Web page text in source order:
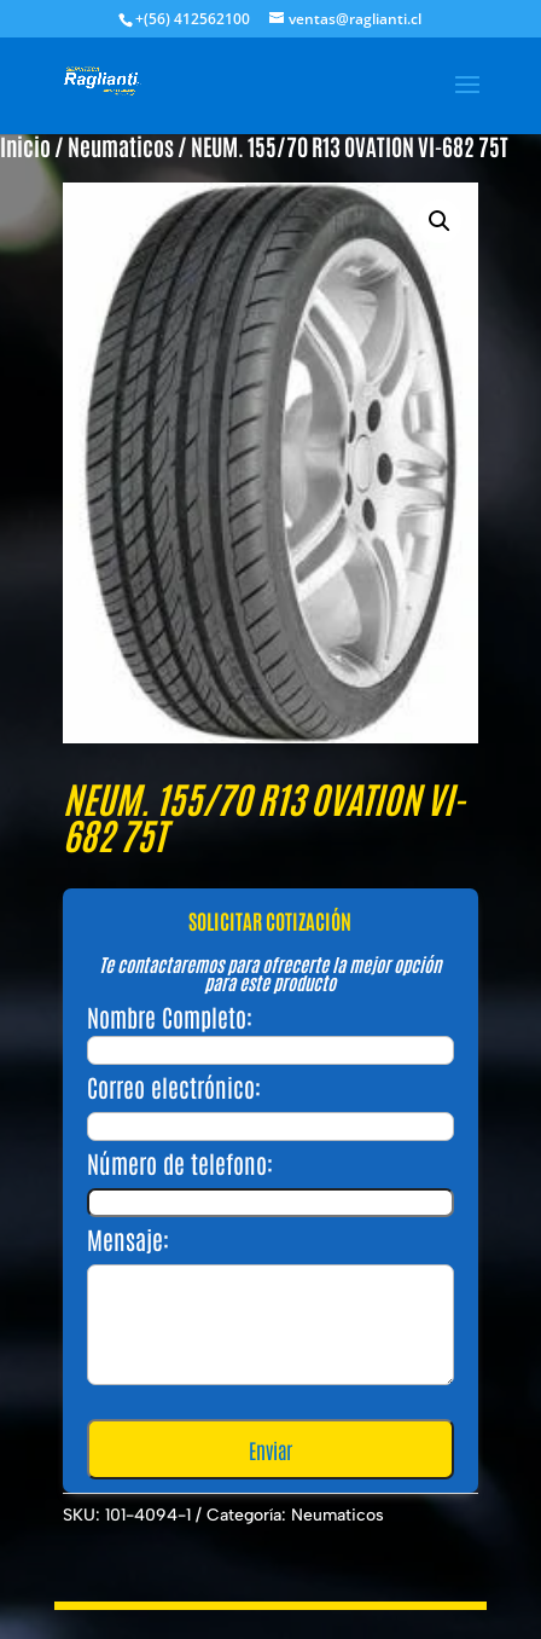
+(56) 412562100 ventas@raglianti.cl
Inicio / Neumaticos/ NEUM. 155/70 R13 OVATION VI-682 75T
NEUM. 155/70 R13 OVATION VI-
682 75T
SOLICITAR COTIZACIÓN
Te contactaremos para ofrecerte la mejor opción
para este producto
Nombre Completo:
Correo electrónico:
Número de telefono:
Mensaje:
SKU: 101-4094-1 Categoría: Neumaticos